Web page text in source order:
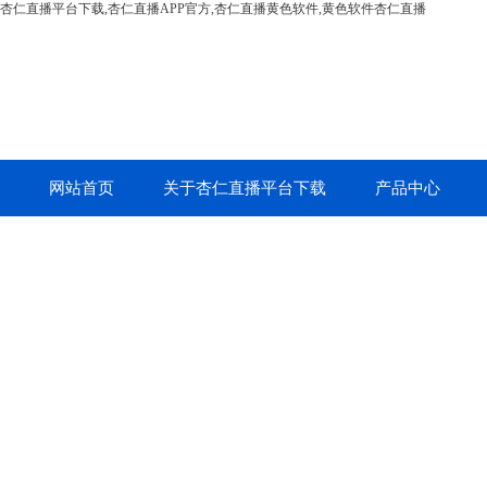
杏仁直播平台下载,杏仁直播APP官方,杏仁直播黄色软件,黄色软件杏仁直播
网站首页 关于杏仁直播平台下载 产品中心